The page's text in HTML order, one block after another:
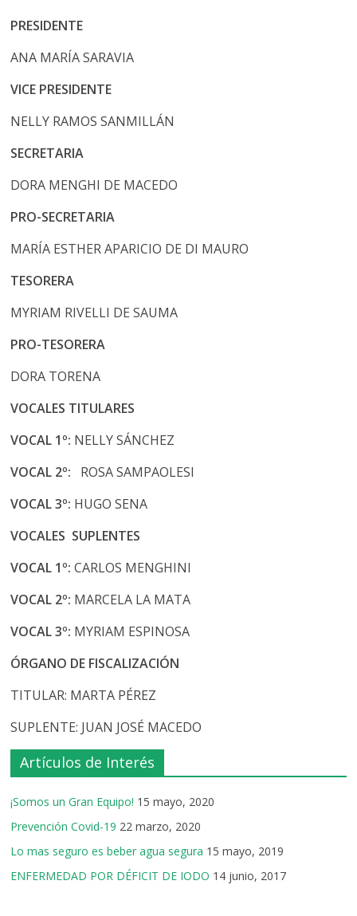
PRESIDENTE
ANA MARÍA SARAVIA
VICE PRESIDENTE
NELLY RAMOS SANMILLÁN
SECRETARIA
DORA MENGHI DE MACEDO
PRO-SECRETARIA
MARÍA ESTHER APARICIO DE DI MAURO
TESORERA
MYRIAM RIVELLI DE SAUMA
PRO-TESORERA
DORA TORENA
VOCALES TITULARES
VOCAL 1º: NELLY SÁNCHEZ
VOCAL 2º:
ROSA SAMPAOLESI
VOCAL 3º: HUGO SENA
VOCALES SUPLENTES
VOCAL 1º:CARLOS MENGHINI
VOCAL 2º: MARCELA LA MATA
VOCAL 3º: MYRIAM ESPINOSA
ÓRGANO DE FISCALIZACIÓN
TITULAR: MARTA PÉREZ
SUPLENTE: JUAN JOSÉ MACEDO
Artículos de Interés
¡Somos un Gran Equipo! 15 mayo, 2020
Prevención Covid-19 22 marzo, 2020
Lo mas seguro es beber agua segura 15 mayo, 2019
ENFERMEDAD POR DÉFICIT DE IODO 14 junio, 2017